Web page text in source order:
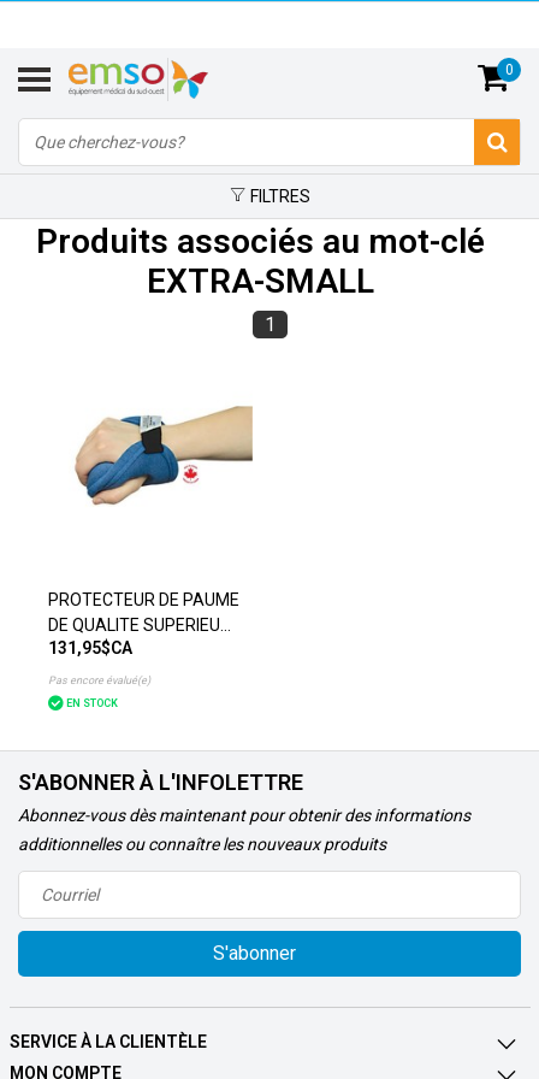
0
FILTRES
Produits associés au mot-clé
EXTRA-SMALL
1
PROTECTEUR DE PAUME
DE QUALITE SUPERIEURE
EN FORME DE CYLINDRE -
MAIN GAUCHE - XPETIT
131,95$CA
Pas encore évalué(e)
EN STOCK
S'ABONNER À L'INFOLETTRE
Abonnez-vous dès maintenant pour obtenir des informations
additionnelles ou connaître les nouveaux produits
S'abonner
SERVICE À LA CLIENTÈLE
MON COMPTE